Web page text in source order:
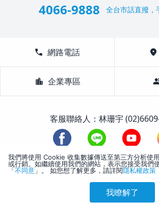
刷卡優惠 會
4066-9888 全台市話直撥，
call 網路電話 location_on
location_city 企業專區
客服聯絡人：林珊宇
1988-2026 © Lifetour All Rights
我們將使用 Cookie 收集數據傳送至第三方分析使
或行銷。如繼續使用我們的網站，表示您接受我們
「不同意 」。 如您想了解更多，請詳閱隱私權政策
我瞭解了